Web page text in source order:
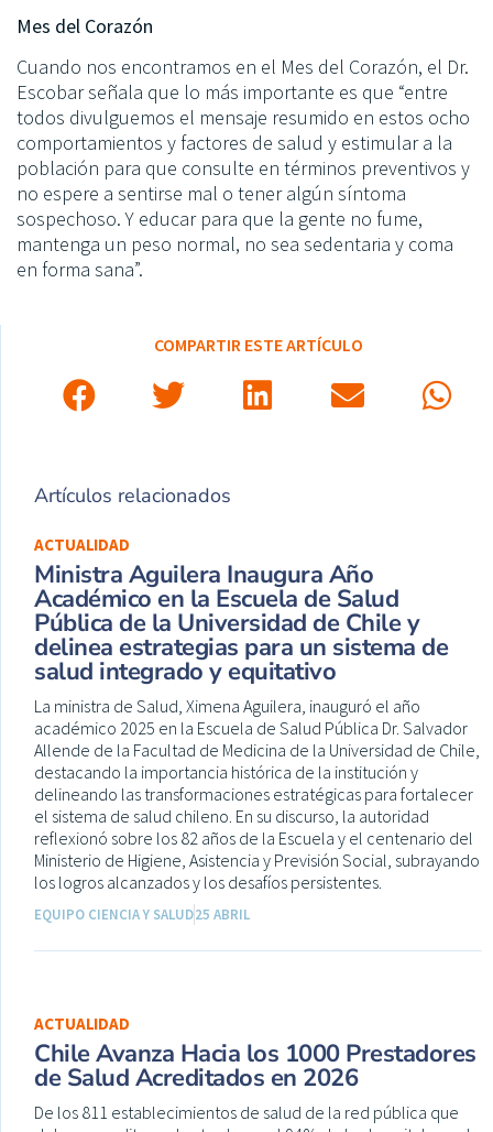
Mes del Corazón
Cuando nos encontramos en el Mes del Corazón, el Dr.
Escobar señala que lo más importante es que “entre
todos divulguemos el mensaje resumido en estos ocho
comportamientos y factores de salud y estimular a la
población para que consulte en términos preventivos y
no espere a sentirse mal o tener algún síntoma
sospechoso. Y educar para que la gente no fume,
mantenga un peso normal, no sea sedentaria y coma
en forma sana”.
COMPARTIR ESTE ARTÍCULO
Artículos relacionados
ACTUALIDAD
Ministra Aguilera Inaugura Año
Académico en la Escuela de Salud
Pública de la Universidad de Chile y
delinea estrategias para un sistema de
salud integrado y equitativo
La ministra de Salud, Ximena Aguilera, inauguró el año
académico 2025 en la Escuela de Salud Pública Dr. Salvador
Allende de la Facultad de Medicina de la Universidad de Chile,
destacando la importancia histórica de la institución y
delineando las transformaciones estratégicas para fortalecer
el sistema de salud chileno. En su discurso, la autoridad
reflexionó sobre los 82 años de la Escuela y el centenario del
Ministerio de Higiene, Asistencia y Previsión Social, subrayando
los logros alcanzados y los desafíos persistentes.
EQUIPO CIENCIA Y SALUD25 ABRIL
ACTUALIDAD
Chile Avanza Hacia los 1000 Prestadores
de Salud Acreditados en 2026
De los 811 establecimientos de salud de la red pública que